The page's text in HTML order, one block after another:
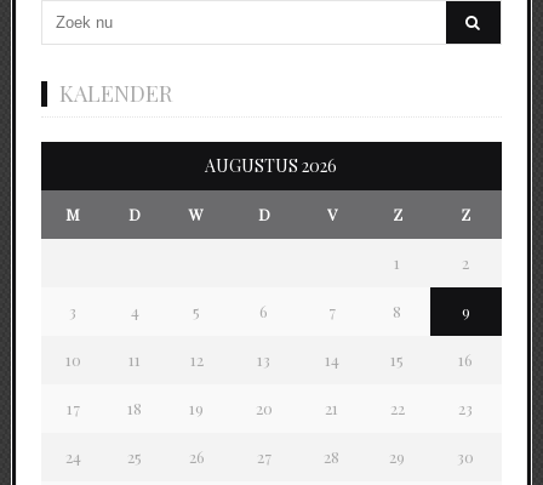
KALENDER
AUGUSTUS 2026
M D W D V Z Z
1 2
3 4 5 6 7 8 9
10 11 12 13 14 15 16
17 18 19 20 21 22 23
24 25 26 27 28 29 30